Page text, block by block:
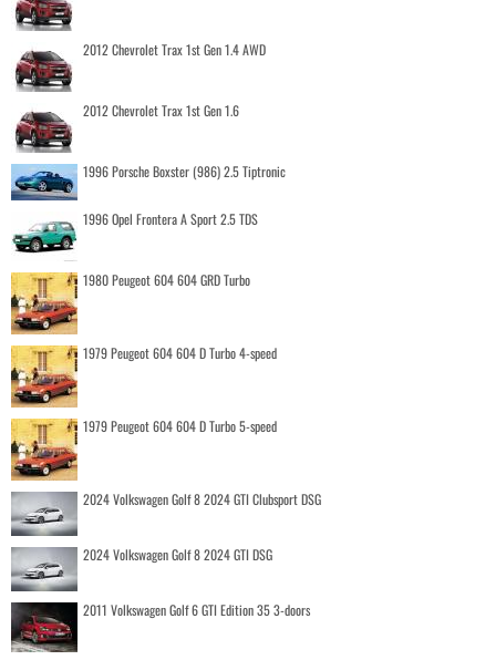
2012 Chevrolet Trax 1st Gen 1.4 AWD
2012 Chevrolet Trax 1st Gen 1.6
1996 Porsche Boxster (986) 2.5 Tiptronic
1996 Opel Frontera A Sport 2.5 TDS
1980 Peugeot 604 604 GRD Turbo
1979 Peugeot 604 604 D Turbo 4-speed
1979 Peugeot 604 604 D Turbo 5-speed
2024 Volkswagen Golf 8 2024 GTI Clubsport DSG
2024 Volkswagen Golf 8 2024 GTI DSG
2011 Volkswagen Golf 6 GTI Edition 35 3-doors